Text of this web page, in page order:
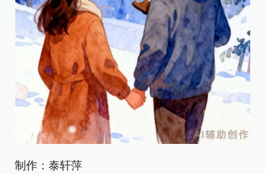
制作：泰轩萍